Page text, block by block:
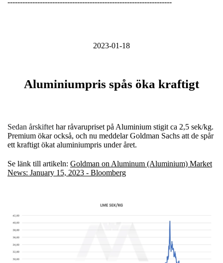
------------------------------------------------------------------
2023-01-18
Aluminiumpris spås öka kraftigt
Sedan årskiftethar råvarupriset på Aluminium stigit ca 2,5 sek/kg.
Premium ökar också, och nu meddelar Goldman Sachs att de spår
ett kraftigt ökat aluminiumpris under året.
Se länk till artikeln: Goldman on Aluminum (Aluminium) Market
News: January 15, 2023 - Bloomberg